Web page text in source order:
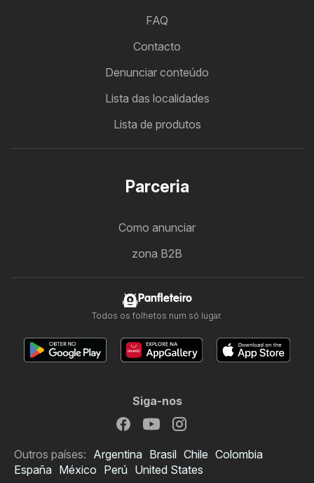
FAQ
Contacto
Denunciar conteúdo
Lista das localidades
Lista de produtos
Parceria
Como anunciar
zona B2B
Panfleteiro
Todos os folhetos num só lugar.
Siga-nos
Outros países: Argentina Brasil Chile Colombia
España México Perú United States